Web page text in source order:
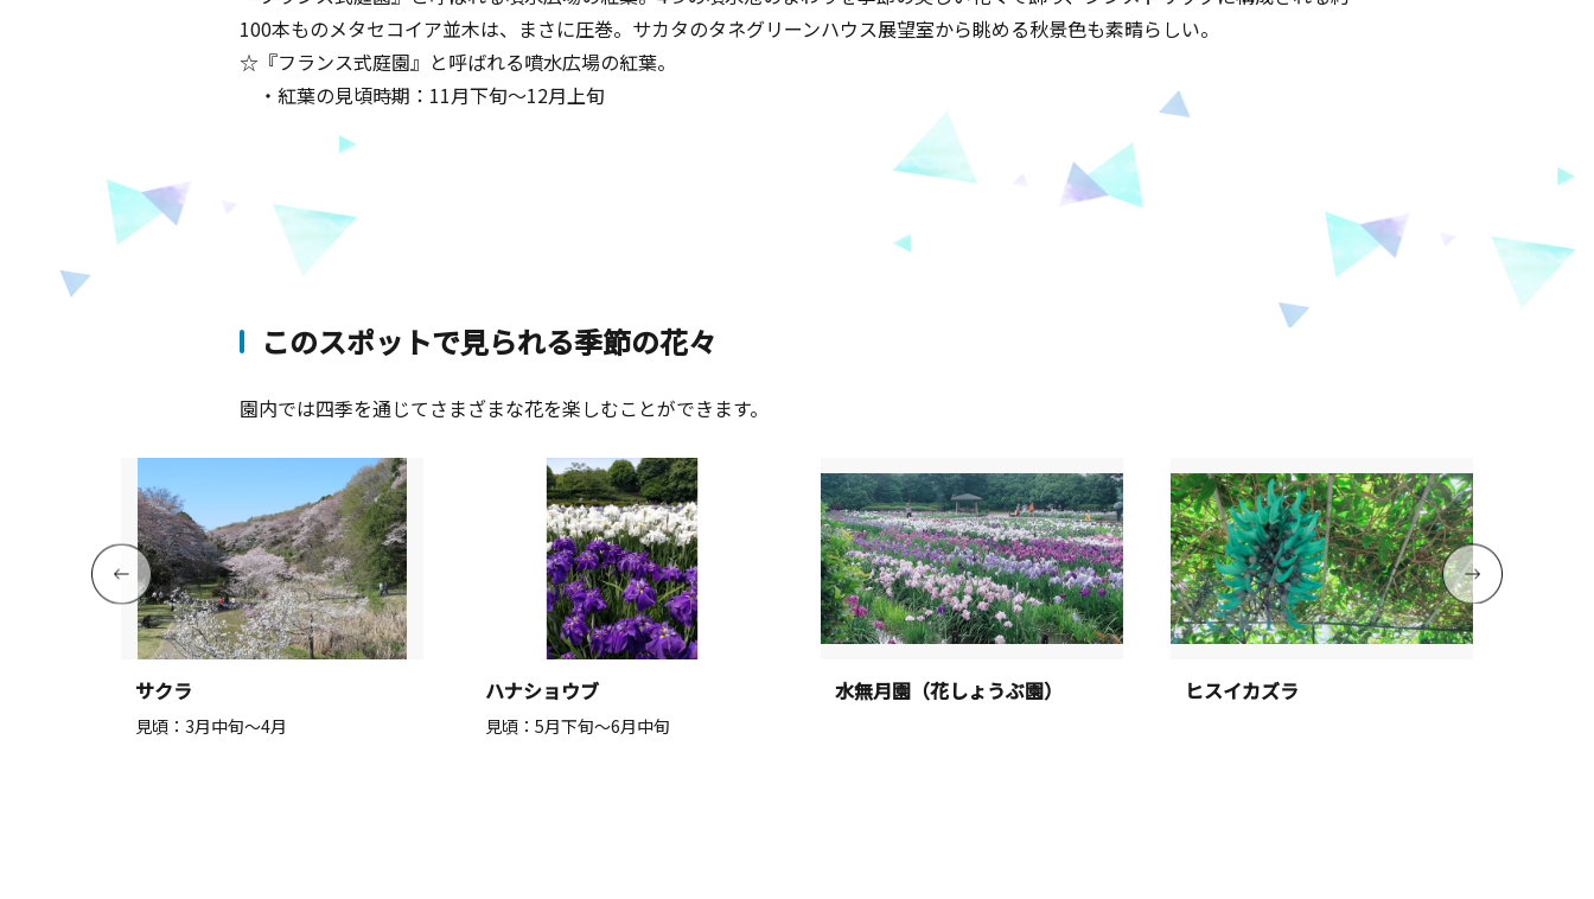
100本ものメタセコイア並木は、まさに圧巻。サカタのタネグリーンハウス展望室から眺める秋景色も素晴らしい。
☆『フランス式庭園』と呼ばれる噴水広場の紅葉。
・紅葉の見頃時期：11月下旬～12月上旬
このスポットで見られる季節の花々
園内では四季を通じてさまざまな花を楽しむことができます。
サクラ
見頃：3月中旬～4月
ハナショウブ
見頃：5月下旬～6月中旬
水無月園（花しょうぶ園） ヒスイカズラ